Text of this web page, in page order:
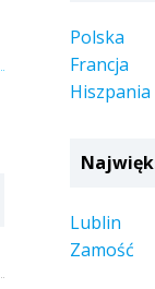
Polska
Francja
Hiszpania
Lublin
Zamość